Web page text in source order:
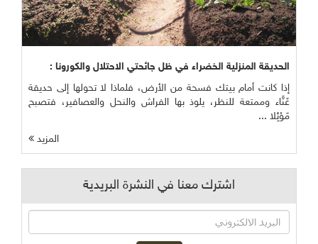
الحديقة المنزلية الخضراء في ظل جائحتي الاحتلال والكورونا :
إذا كانت أمام بيتك فسحة من الأرض، فلماذا لا تحولها إلى حديقة
غَنَّاء وممتعة للنظر، يلوذ بها الفراش والنحل والعصافير، فتصبح
مَوْئِلا ...
المزيد
اشترك معنا في النشرة البريدية